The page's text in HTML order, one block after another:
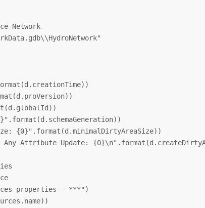
Network
{0}".format(d.minimalDirtyAreaSize))
Attribute Update:
properties - ***")